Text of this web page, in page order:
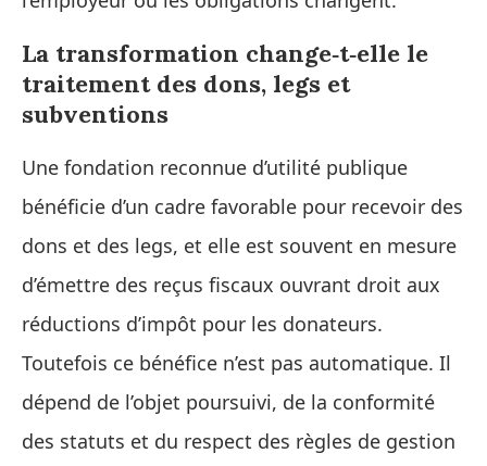
La transformation change‑t‑elle le
traitement des dons, legs et
subventions
Une fondation reconnue d’utilité publique
bénéficie d’un cadre favorable pour recevoir des
dons et des legs, et elle est souvent en mesure
d’émettre des reçus fiscaux ouvrant droit aux
réductions d’impôt pour les donateurs.
Toutefois ce bénéfice n’est pas automatique. Il
dépend de l’objet poursuivi, de la conformité
des statuts et du respect des règles de gestion